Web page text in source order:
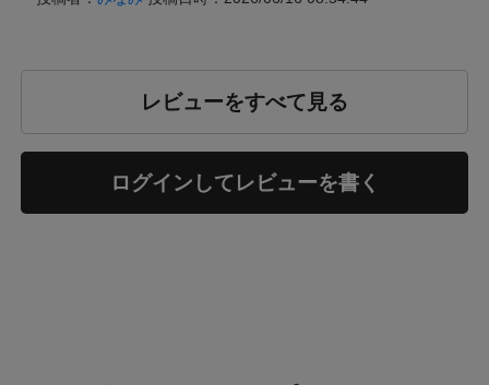
レビューをすべて見る
ログインしてレビューを書く